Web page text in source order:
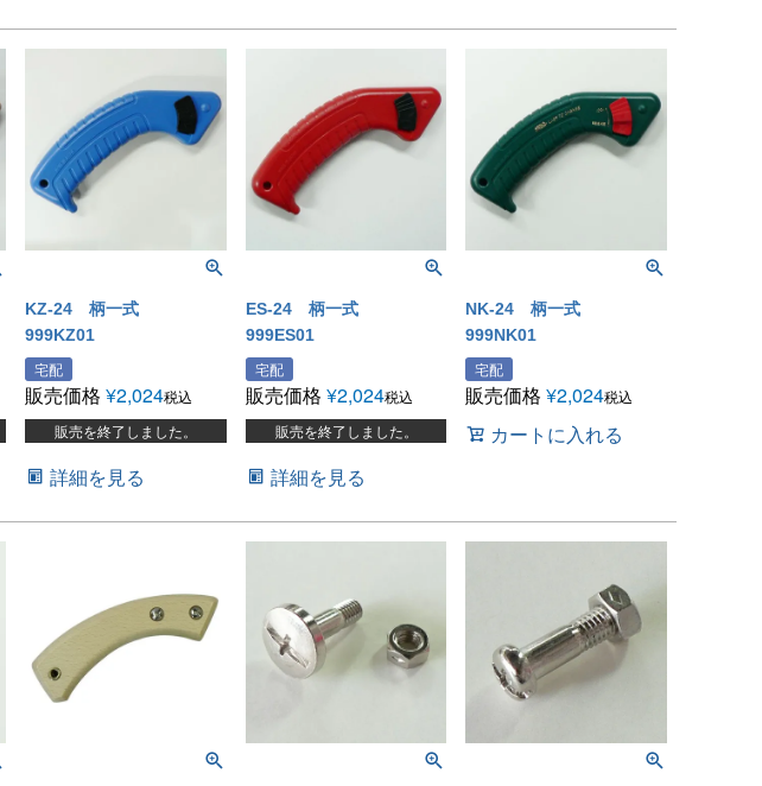
KZ-24 柄一式
999KZ01
宅配
販売価格 ¥2,024税込
販売を終了しました。
詳細を見る
ES-24 柄一式
999ES01
宅配
販売価格 ¥2,024税込
販売を終了しました。
詳細を見る
NK-24 柄一式
999NK01
宅配
販売価格 ¥2,024税込
カートに入れる